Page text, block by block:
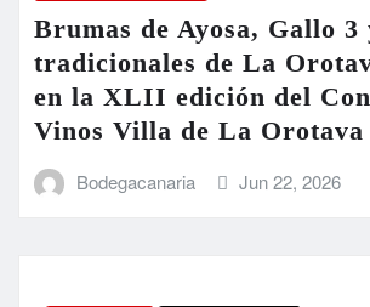
Brumas de Ayosa, Gallo 3
tradicionales de La
en la XLII edición del
Vinos Villa de La Orotava
Bodegacanaria Jun 22, 2026